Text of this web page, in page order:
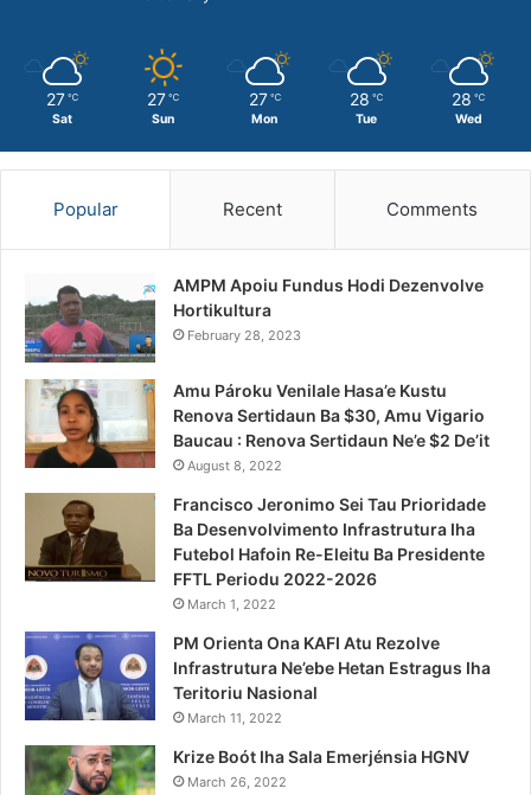
27 ℃
Sat
27 ℃
Sun
27 ℃
Mon
28 ℃
Tue
28 ℃
Wed
Popular Recent Comments
AMPM Apoiu Fundus Hodi Dezenvolve
Hortikultura
February 28, 2023
Amu Pároku Venilale Hasa’e Kustu
Renova Sertidaun Ba $30, Amu Vigario
Baucau : Renova Sertidaun Ne’e $2 De’it
August 8, 2022
Francisco Jeronimo Sei Tau Prioridade
Ba Desenvolvimento Infrastrutura Iha
Futebol Hafoin Re-Eleitu Ba Presidente
FFTL Periodu 2022-2026
March 1, 2022
PM Orienta Ona KAFI Atu Rezolve
Infrastrutura Ne’ebe Hetan Estragus Iha
Teritoriu Nasional
March 11, 2022
Krize Boót Iha Sala Emerjénsia HGNV
March 26, 2022